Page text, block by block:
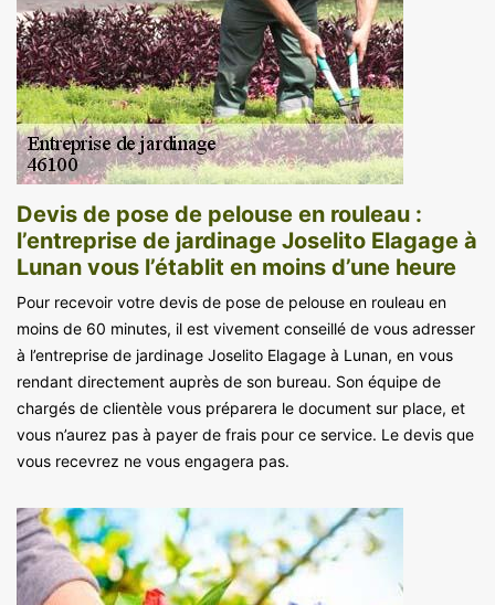
Devis de pose de pelouse en rouleau :
l’entreprise de jardinage Joselito Elagage à
Lunan vous l’établit en moins d’une heure
Pour recevoir votre devis de pose de pelouse en rouleau en
moins de 60 minutes, il est vivement conseillé de vous adresser
à l’entreprise de jardinage Joselito Elagage à Lunan, en vous
rendant directement auprès de son bureau. Son équipe de
chargés de clientèle vous préparera le document sur place, et
vous n’aurez pas à payer de frais pour ce service. Le devis que
vous recevrez ne vous engagera pas.